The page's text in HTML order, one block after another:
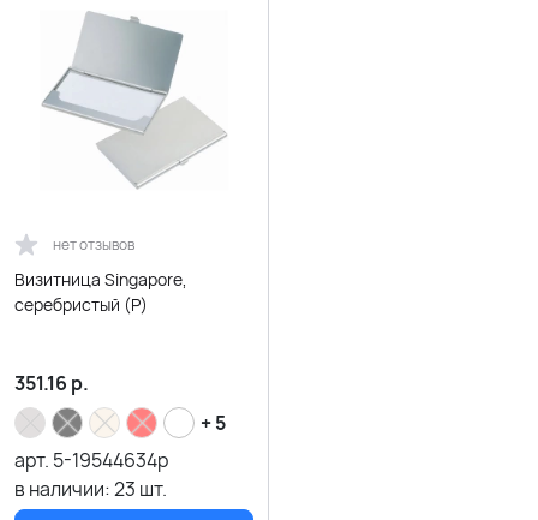
нет отзывов
Визитница Singapore,
серебристый (Р)
351.16 р.
+ 5
арт. 5-19544634p
в наличии:23 шт.